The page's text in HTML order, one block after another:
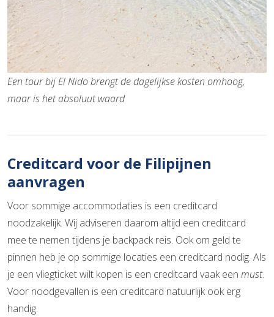
Een tour bij El Nido brengt de dagelijkse kosten omhoog,
maar is het absoluut waard
Creditcard voor de Filipijnen
aanvragen
Voor sommige accommodaties is een creditcard
noodzakelijk. Wij adviseren daarom altijd een creditcard
mee te nemen tijdens je backpack reis. Ook om geld te
pinnen heb je op sommige locaties een creditcard nodig. Als
je een vliegticket wilt kopen is een creditcard vaak een must.
Voor noodgevallen is een creditcard natuurlijk ook erg
handig.